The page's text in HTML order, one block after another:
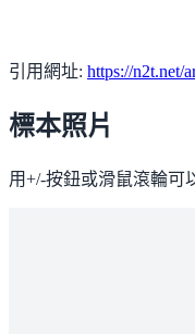
引用網址: https://n2t.net/
標本照片
用+/-按鈕或滑鼠滾輪可